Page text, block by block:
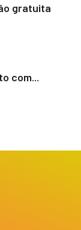
gratuita
com...